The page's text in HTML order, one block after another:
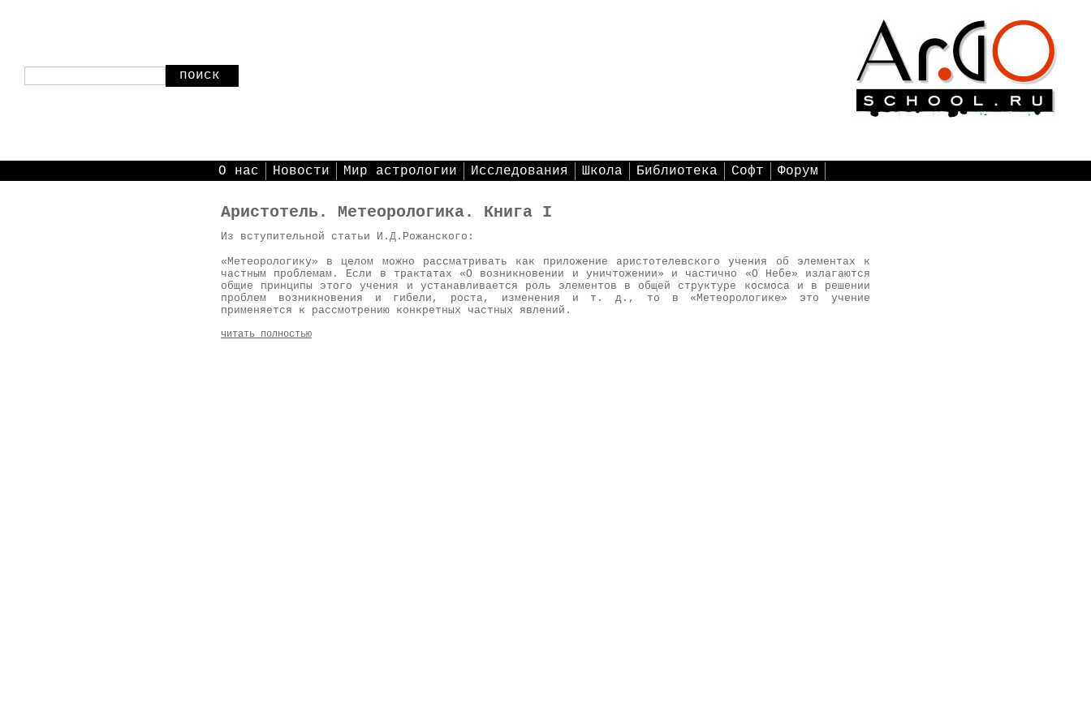
поиск
О нас Новости Мир астрологии Исследования Школа Библиотека Софт Форум
Аристотель. Метеорологика. Книга I
Из вступительной статьи И.Д.Рожанского:
«Метеорологику» в целом можно рассматривать как приложение аристотелевского учения об элементах к
частным проблемам. Если в трактатах «О возникновении и уничтожении» и частично «О Небе» излагаются
общие принципы этого учения и устанавливается роль элементов в общей структуре космоса и в решении
проблем возникновения и гибели, роста, изменения и т. д., то в «Метеорологике» это учение
применяется к рассмотрению конкретных частных явлений.
читать полностью